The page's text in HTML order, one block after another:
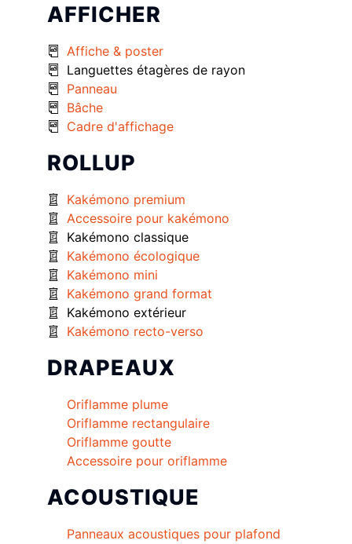
AFFICHER
Affiche & poster
Languettes étagères de rayon
Panneau
Bâche
Cadre d'affichage
ROLLUP
Kakémono premium
Accessoire pour kakémono
Kakémono classique
Kakémono écologique
Kakémono mini
Kakémono grand format
Kakémono extérieur
Kakémono recto-verso
DRAPEAUX
Oriflamme plume
Oriflamme rectangulaire
Oriflamme goutte
Accessoire pour oriflamme
ACOUSTIQUE
Panneaux acoustiques pour plafond